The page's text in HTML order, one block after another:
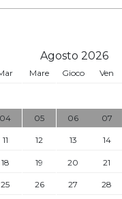
Agosto 2026
Mare Gioco Ven
04 05 06 07
11 12 13 14
18 19 20 21
25 26 27 28